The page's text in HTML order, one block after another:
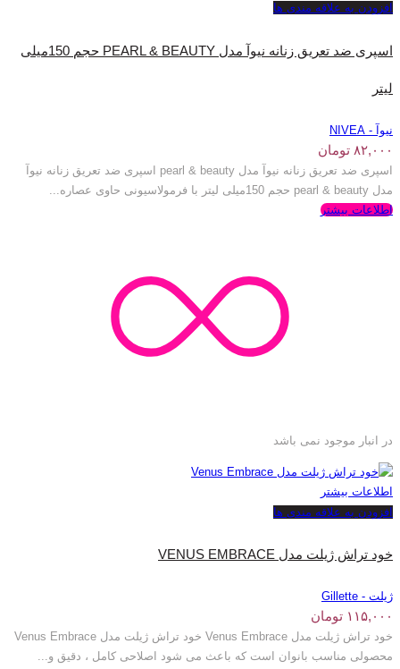
افزودن به علاقه مندی ها
اسپری ضد تعریق زنانه نیوآ مدل PEARL & BEAUTY حجم 150میلی
لیتر
نیوآ - NIVEA
۸۲,۰۰۰ تومان
اسپری ضد تعریق زنانه نیوآ مدل pearl & beauty اسپری ضد تعریق زنانه نیوآ
مدل pearl & beauty حجم 150میلی لیتر با فرمولاسیونی حاوی عصاره...
اطلاعات بیشتر
در انبار موجود نمی باشد
اطلاعات بیشتر
افزودن به علاقه مندی ها
خود تراش ژیلت مدل VENUS EMBRACE
ژیلت - Gillette
۱۱۵,۰۰۰ تومان
خود تراش ژیلت مدل Venus Embrace خود تراش ژیلت مدل Venus Embrace
محصولی مناسب بانوان است که باعث می شود اصلاحی کامل ، دقیق و...